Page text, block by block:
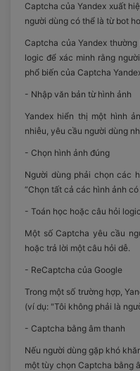
Captcha của Yandex xuất
người dùng có thể là từ bot
Captcha của Yandex
logic để xác minh rằng
phổ biến của Captcha
- Nhập văn bản từ hình ảnh
Yandex hiển thị một hình
nhiễu, yêu cầu người dùng
- Chọn hình ảnh đúng
Người dùng phải chọn các
“Chọn tất cả các hình ảnh
- Toán học hoặc câu hỏi logic
Một số Captcha yêu cầu
hoặc trả lời một câu hỏi dễ.
- ReCaptcha của Google
Trong một số trường hợp,
(ví dụ: "Tôi không phải là
- Captcha bằng âm thanh
Nếu người dùng gặp khó
một tùy chọn Captcha bằng